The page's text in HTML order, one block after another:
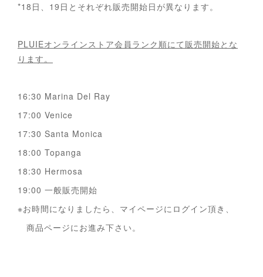
*18日、19日とそれぞれ販売開始日が異なります。
PLUIEオンラインストア会員ランク順にて販売開始とな
ります。
16:30 Marina Del Ray
17:00 Venice
17:30 Santa Monica
18:00 Topanga
18:30 Hermosa
19:00 一般販売開始
※お時間になりましたら、マイページにログイン頂き、
商品ページにお進み下さい。